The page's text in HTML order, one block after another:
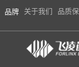
品牌 关于我们 品质